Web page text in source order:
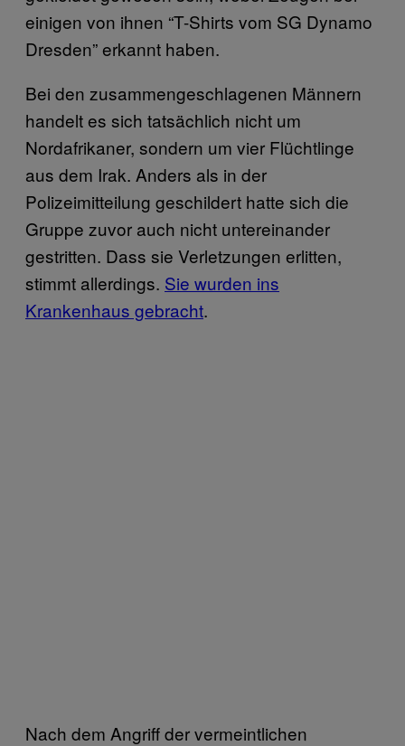
einigen von ihnen “T-Shirts vom SG Dynamo
Dresden” erkannt haben.
Bei den zusammengeschlagenen Männern
handelt es sich tatsächlich nicht um
Nordafrikaner, sondern um vier Flüchtlinge
aus dem Irak. Anders als in der
Polizeimitteilung geschildert hatte sich die
Gruppe zuvor auch nicht untereinander
gestritten. Dass sie Verletzungen erlitten,
stimmt allerdings. Sie wurden ins
Krankenhaus gebracht.
Nach dem Angriff der vermeintlichen